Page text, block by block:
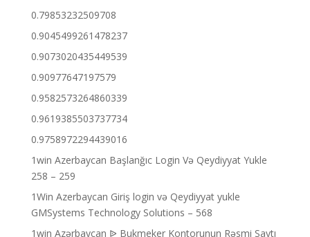
0.79853232509708
0.9045499261478237
0.9073020435449539
0.90977647197579
0.9582573264860339
0.9619385503737734
0.9758972294439016
1win Azerbaycan Başlanğıc Login Və Qeydiyyat Yukle
258 – 259
1Win Azerbaycan Giriş login və Qeydiyyat yukle
GMSystems Technology Solutions – 568
1win Azərbaycan ᐉ Bukmeker Kontorunun Rəsmi Saytı